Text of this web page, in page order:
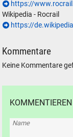
https://
Wikipedia - Rocrail
https://
Kommentare
Keine Kommentare
KOMMENTIEREN
Name